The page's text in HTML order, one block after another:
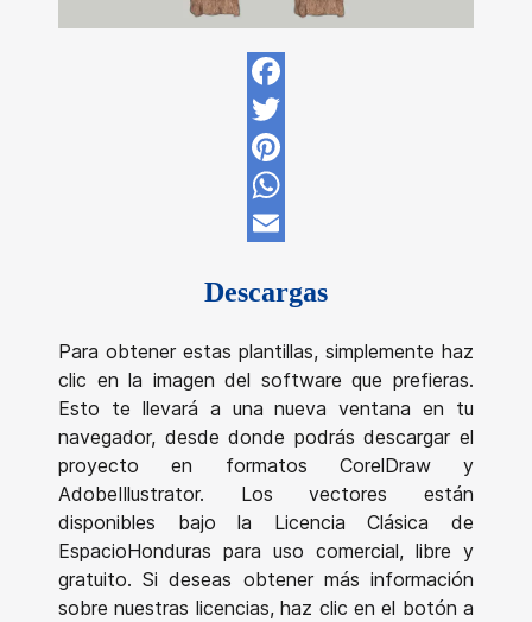
Facebook
Twitter
Pinterest
WhatsApp
Descargas
Para obtener estas plantillas, simplemente haz
clic en la imagen del software que prefieras.
Esto te llevará a una nueva ventana en tu
navegador, desde donde podrás descargar el
proyecto en formatos CorelDraw y
AdobeIllustrator. Los vectores están
disponibles bajo la Licencia Clásica de
EspacioHonduras para uso comercial, libre y
gratuito. Si deseas obtener más información
sobre nuestras licencias, haz clic en el botón a